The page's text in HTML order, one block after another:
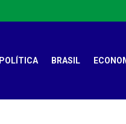
POLÍTICA BRASIL